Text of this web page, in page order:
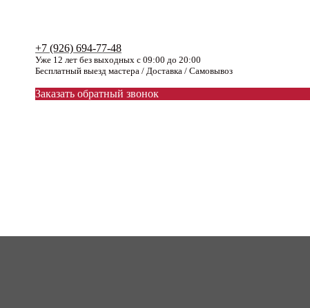
+7 (926) 694-77-48
Уже 12 лет без выходных с 09:00 до 20:00
Бесплатный выезд мастера / Доставка / Самовывоз
Заказать обратный звонок